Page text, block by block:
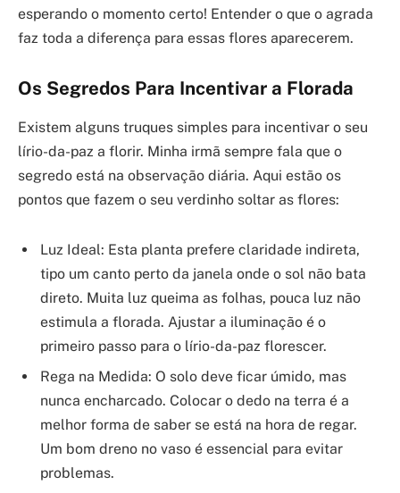
esperando o momento certo! Entender o que o agrada
faz toda a diferença para essas flores aparecerem.
Os Segredos Para Incentivar a Florada
Existem alguns truques simples para incentivar o seu
lírio-da-paz a florir. Minha irmã sempre fala que o
segredo está na observação diária. Aqui estão os
pontos que fazem o seu verdinho soltar as flores:
Luz Ideal: Esta planta prefere claridade indireta,
tipo um canto perto da janela onde o sol não bata
direto. Muita luz queima as folhas, pouca luz não
estimula a florada. Ajustar a iluminação é o
primeiro passo para o lírio-da-paz florescer.
Rega na Medida: O solo deve ficar úmido, mas
nunca encharcado. Colocar o dedo na terra é a
melhor forma de saber se está na hora de regar.
Um bom dreno no vaso é essencial para evitar
problemas.